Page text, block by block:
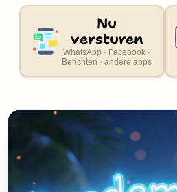
Nu
versturen
WhatsApp · Facebook ·
Berichten · andere apps